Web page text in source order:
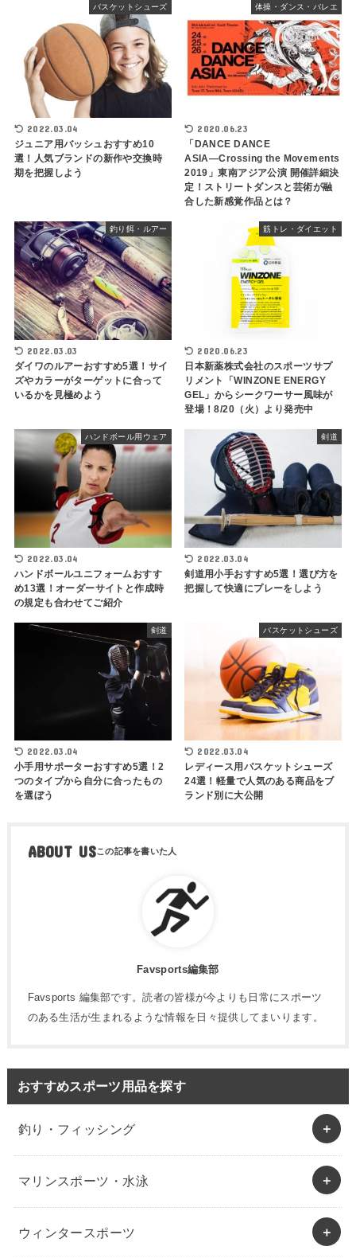
バスケットシューズ
2022.03.04
ジュニア用バッシュおすすめ10
選！人気ブランドの新作や交換時
期を把握しよう
体操・ダンス・バレエ
2020.06.23
「DANCE DANCE
ASIA―Crossing the Movements
2019」東南アジア公演 開催詳細決
定！ストリートダンスと芸術が融
合した新感覚作品とは？
釣り餌・ルアー
2022.03.03
ダイワのルアーおすすめ5選！サイ
ズやカラーがターゲットに合って
いるかを見極めよう
筋トレ・ダイエット
2020.06.23
日本新薬株式会社のスポーツサプ
リメント「WINZONE ENERGY
GEL」からシークワーサー風味が
登場！8/20（火）より発売中
ハンドボール用ウェア
2022.03.04
ハンドボールユニフォームおすす
め13選！オーダーサイトと作成時
の規定も合わせてご紹介
剣道
2022.03.04
剣道用小手おすすめ5選！選び方を
把握して快適にプレーをしよう
剣道
2022.03.04
小手用サポーターおすすめ5選！2
つのタイプから自分に合ったもの
を選ぼう
バスケットシューズ
2022.03.04
レディース用バスケットシューズ
24選！軽量で人気のある商品をブ
ランド別に大公開
ABOUT US
Favsports編集部
Favsports 編集部です。読者の皆様が今よりも日常にスポーツ
のある生活が生まれるような情報を日々提供してまいります。
おすすめスポーツ用品を探す
釣り・フィッシング
マリンスポーツ・水泳
ウィンタースポーツ